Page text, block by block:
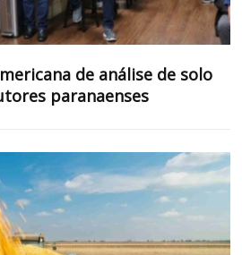
de análise de solo
paranaenses